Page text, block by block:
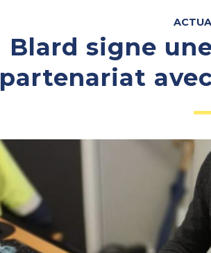
Blard signe
partenariat